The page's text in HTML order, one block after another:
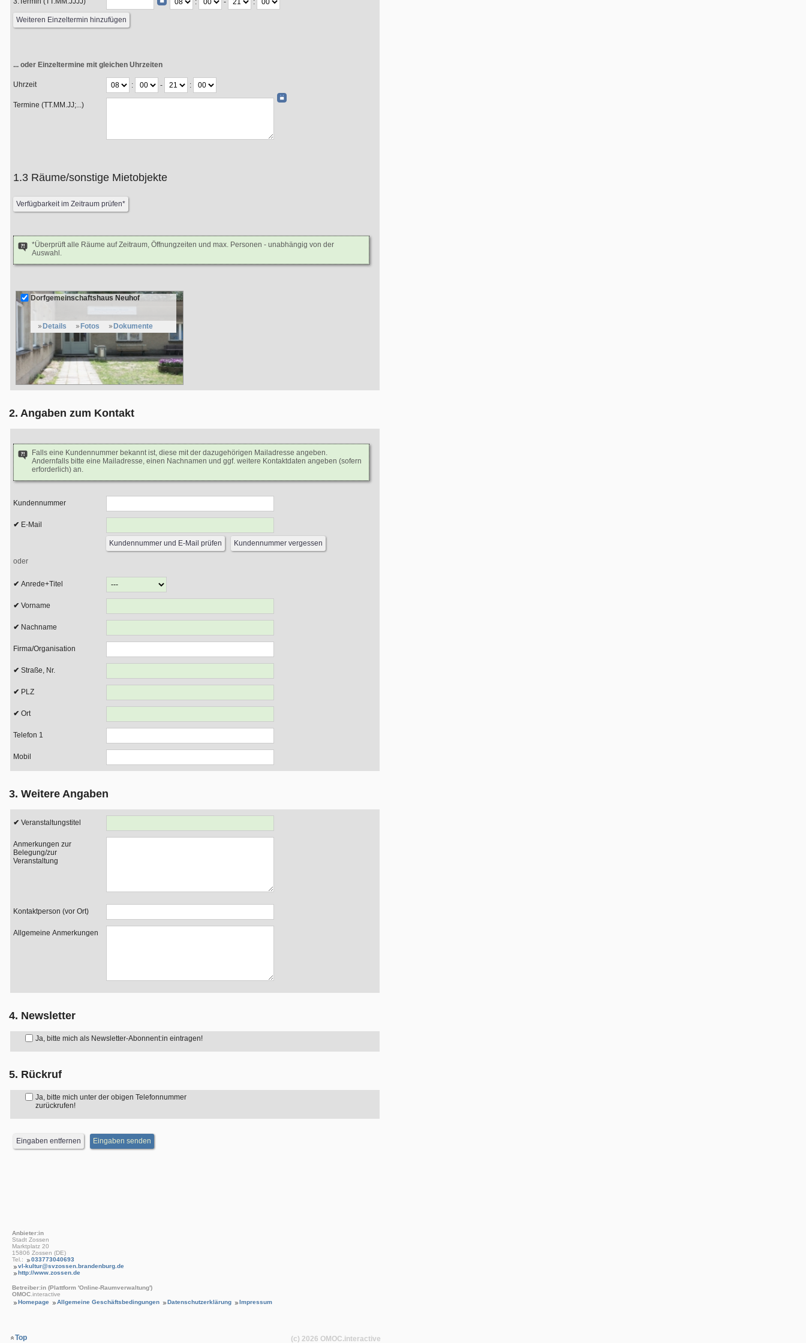
: - :
... oder Einzeltermine mit gleichen Uhrzeiten
Uhrzeit : - :
Termine (TT.MM.JJ;...)
1.3 Räume/sonstige Mietobjekte
*Überprüft alle Räume auf Zeitraum, Öffnungzeiten und max. Personen - unabhängig von der
Auswahl.
Dorfgemeinschaftshaus Neuhof
Details Fotos Dokumente
2. Angaben zum Kontakt
Falls eine Kundennummer bekannt ist, diese mit der dazugehörigen Mailadresse angeben.
Andernfalls bitte eine Mailadresse, einen Nachnamen und ggf. weitere Kontaktdaten angeben (sofern
erforderlich) an.
Kundennummer
E-Mail
oder
Anrede+Titel
Vorname
Nachname
Firma/Organisation
Straße, Nr.
PLZ
Ort
Telefon 1
Mobil
3. Weitere Angaben
Veranstaltungstitel
Anmerkungen zur
Belegung/zur
Veranstaltung
Kontaktperson (vor Ort)
Allgemeine Anmerkungen
4. Newsletter
Ja, bitte mich als Newsletter-Abonnent:in eintragen!
5. Rückruf
Ja, bitte mich unter der obigen Telefonnummer
zurückrufen!
Anbieter:in
Stadt Zossen
Marktplatz 20
15806 Zossen (DE)
Tel.:
033773040693
vl-kultur@svzossen.brandenburg.de
http://www.zossen.de
Betreiber:in (Plattform 'Online-Raumverwaltung')
OMOC .interactive
Homepage
Allgemeine Geschäftsbedingungen Datenschutzerklärung Impressum
Top (c) 2026 OMOC.interactive